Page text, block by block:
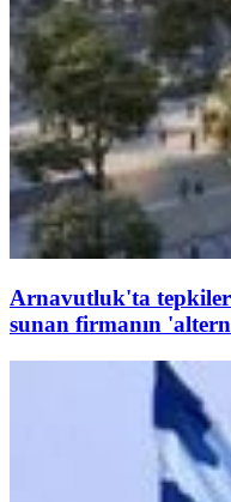
Arnavutluk'ta
sunan firmanın